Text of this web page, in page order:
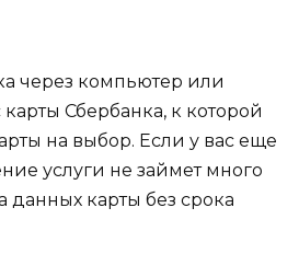
через компьютер или
Сбербанка, к которой
на выбор. Если у вас еще
услуги не займет много
данных карты без срока